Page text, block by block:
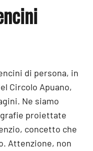
di persona, in
Circolo Apuano,
Ne siamo
proiettate
concetto che
Attenzione, non